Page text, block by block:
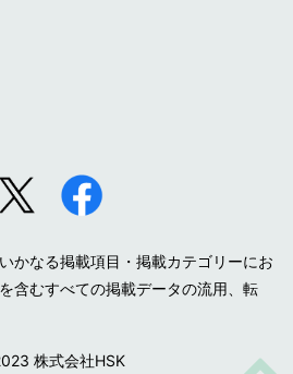
かなる掲載項目・掲載カテゴリーにお
含むすべての掲載データの流用、転
株式会社HSK